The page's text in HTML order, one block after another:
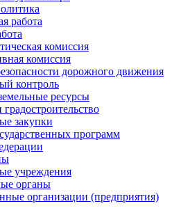
работа
комиссия
комиссия
дорожного движения
контроль
ресурсы
закупки
программ
учреждения
органы
организации (предприятия)